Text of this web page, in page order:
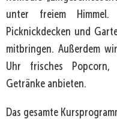
unter freiem
Picknickdecken und
mitbringen. Außerdem
Uhr frisches
Getränke anbieten.
Das gesamte